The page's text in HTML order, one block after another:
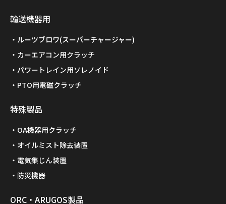
輸送機器用
ルーツブロワ(スーパーチャージャー)
カーエアコン用クラッチ
パワートレイン用ソレノイド
PTO用電磁クラッチ
特殊製品
OA機器用クラッチ
オイルミスト除去装置
電気集じん装置
防災機器
ORC・ARUGOS製品